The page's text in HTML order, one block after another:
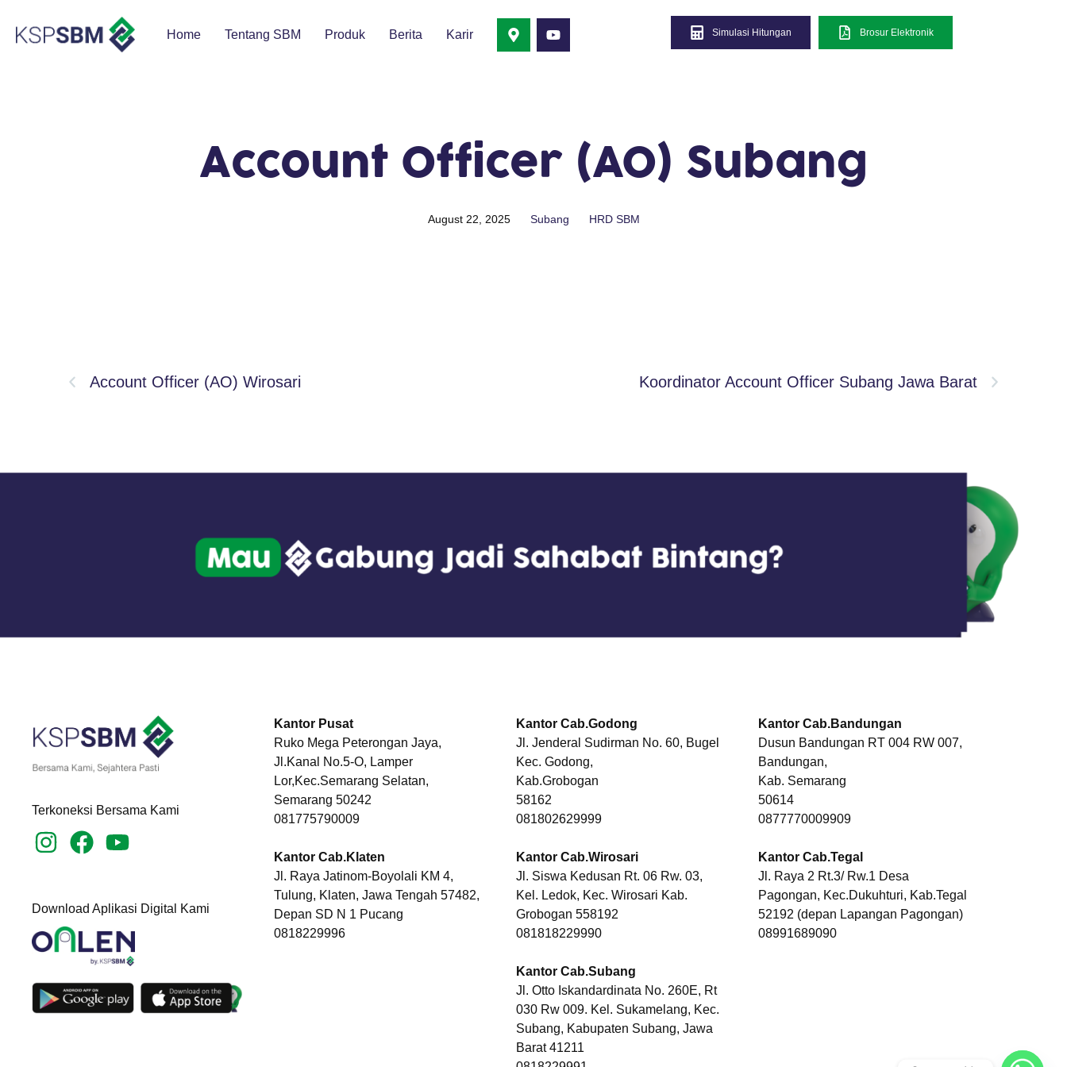
Home Tentang SBM Produk Berita Karir Simulasi Hitungan Brosur Elektronik
Account Officer (AO) Subang
August 22, 2025 Subang HRD SBM
Account Officer (AO) Wirosari Koordinator Account Officer Subang Jawa Barat
Terkoneksi Bersama Kami
Download Aplikasi Digital Kami
Kantor Pusat
Ruko Mega Peterongan Jaya,
Jl.Kanal No.5-O, Lamper
Lor,Kec.Semarang Selatan,
Semarang 50242
081775790009
Kantor Cab.Klaten
Jl. Raya Jatinom-Boyolali KM 4,
Tulung, Klaten, Jawa Tengah 57482,
Depan SD N 1 Pucang
0818229996
Kantor Cab.Godong
Jl. Jenderal Sudirman No. 60, Bugel
Kec. Godong,
Kab.Grobogan
58162
081802629999
Kantor Cab.Wirosari
Jl. Siswa Kedusan Rt. 06 Rw. 03,
Kel. Ledok, Kec. Wirosari Kab.
Grobogan 558192
081818229990
Kantor Cab.Subang
Jl. Otto Iskandardinata No. 260E, Rt
030 Rw 009. Kel. Sukamelang, Kec.
Subang, Kabupaten Subang, Jawa
Barat 41211
Kantor Cab.Bandungan
Dusun Bandungan RT 004 RW 007,
Bandungan,
Kab. Semarang
50614
0877770009909
Kantor Cab.Tegal
Jl. Raya 2 Rt.3/ Rw.1 Desa
Pagongan, Kec.Dukuhturi, Kab.Tegal
52192 (depan Lapangan Pagongan)
08991689090